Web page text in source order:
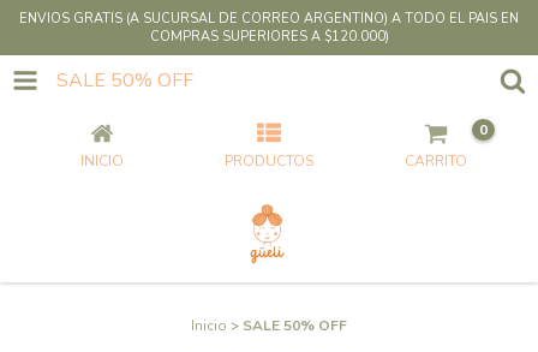
ENVIOS GRATIS (A SUCURSAL DE CORREO ARGENTINO) A TODO EL PAIS EN
COMPRAS SUPERIORES A $120.000)
SALE 50% OFF
INICIO PRODUCTOS CARRITO
0
Inicio > SALE 50% OFF